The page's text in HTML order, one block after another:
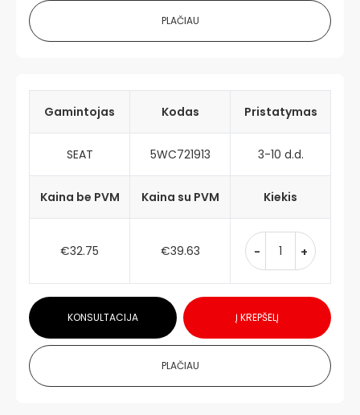
PLAČIAU
Gamintojas Kodas Pristatymas
SEAT 5WC721913 3-10 d.d.
Kaina be PVM Kaina su PVM Kiekis
€32.75 €39.63 - +
KONSULTACIJA Į KREPŠELĮ
PLAČIAU